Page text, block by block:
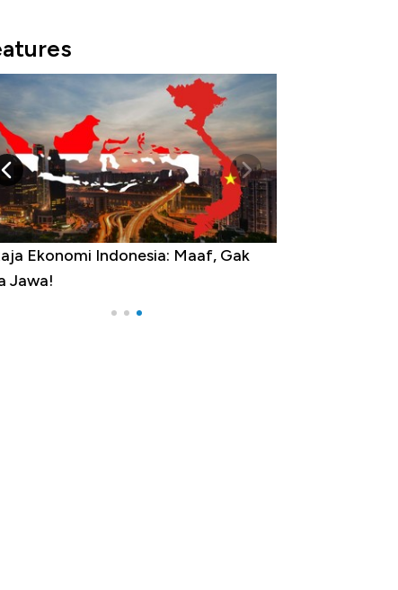
Ekonomi Indonesia: Maaf, Gak
Jawa!